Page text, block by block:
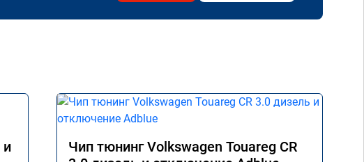
и
Чип тюнинг Volkswagen Touareg CR